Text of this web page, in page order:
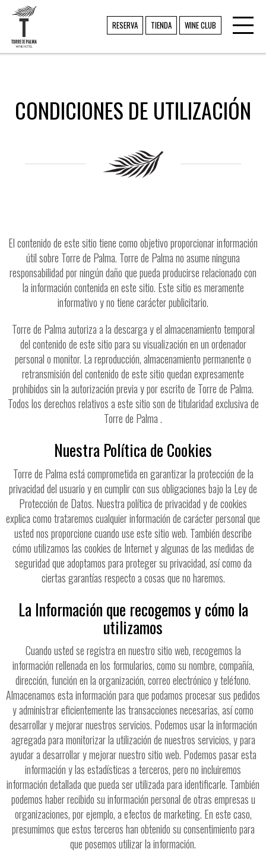
RESERVA TIENDA WINE CLUB
CONDICIONES DE UTILIZACIÓN
El contenido de este sitio tiene como objetivo proporcionar información
útil sobre Torre de Palma. Torre de Palma no asume ninguna
responsabilidad por ningún daño que pueda producirse relacionado con
la información contenida en este sitio. Este sitio es meramente
informativo y no tiene carácter publicitario.
Torre de Palma autoriza a la descarga y el almacenamiento temporal
del contenido de este sitio para su visualización en un ordenador
personal o monitor. La reproducción, almacenamiento permanente o
retransmisión del contenido de este sitio quedan expresamente
prohibidos sin la autorización previa y por escrito de Torre de Palma.
Todos los derechos relativos a este sitio son de titularidad exclusiva de
Torre de Palma .
Nuestra Política de Cookies
Torre de Palma está comprometida en garantizar la protección de la
privacidad del usuario y en cumplir con sus obligaciones bajo la Ley de
Protección de Datos. Nuestra política de privacidad y de cookies
explica como trataremos cualquier información de carácter personal que
usted nos proporcione cuando use este sitio web. También describe
cómo utilizamos las cookies de Internet y algunas de las medidas de
seguridad que adoptamos para proteger su privacidad, así como da
ciertas garantías respecto a cosas que no haremos.
La Información que recogemos y cómo la
utilizamos
Cuando usted se registra en nuestro sitio web, recogemos la
información rellenada en los formularios, como su nombre, compañía,
dirección, función en la organización, correo electrónico y teléfono.
Almacenamos esta información para que podamos procesar sus pedidos
y administrar eficientemente las transacciones necesarias, así como
desarrollar y mejorar nuestros servicios. Podemos usar la información
agregada para monitorizar la utilización de nuestros servicios, y para
ayudar a desarrollar y mejorar nuestro sitio web. Podemos pasar esta
información y las estadísticas a terceros, pero no incluiremos
información detallada que pueda ser utilizada para identificarle. También
podemos haber recibido su información personal de otras empresas u
organizaciones, por ejemplo, a efectos de marketing. En este caso,
presumimos que estos terceros han obtenido su consentimiento para
que posemos utilizar la información.